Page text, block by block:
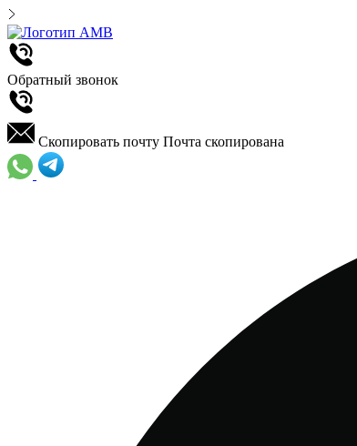
Обратный звонок
Скопировать почту Почта скопирована